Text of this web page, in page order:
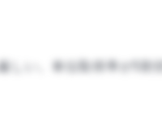
しい。単位取得率が5割切